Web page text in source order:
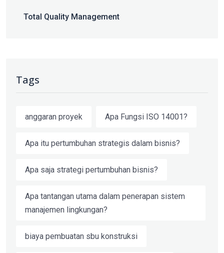
Total Quality Management
Tags
anggaran proyek Apa Fungsi ISO 14001?
Apa itu pertumbuhan strategis dalam bisnis?
Apa saja strategi pertumbuhan bisnis?
Apa tantangan utama dalam penerapan sistem
manajemen lingkungan?
biaya pembuatan sbu konstruksi